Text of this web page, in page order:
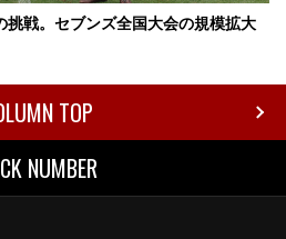
挑戦。セブンズ全国大会の規模拡大
TOP
NUMBER